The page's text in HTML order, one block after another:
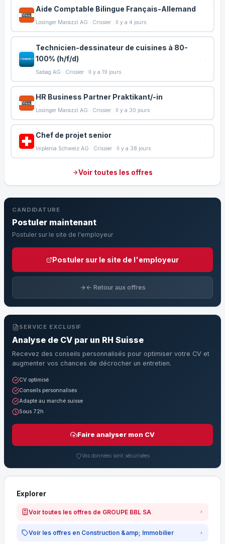
Aide Comptable Bilingue Français-Allemand
Losinger Marazzi AG · Crissier · Il y a 4 jours
Technicien-dessinateur de cuisines à 80-
100% (h/f/d)
Sabag AG · Crissier · Il y a 19 jours
HR Business Partner Praktikant/-in
Losinger Marazzi AG · Crissier · Il y a 30 jours
Chef de projet senior
Implenia Schweiz AG · Crissier · Il y a 38 jours
Voir toutes les offres
CANDIDATURE
Postuler maintenant
Postuler sur le site de l'employeur
Postuler sur le site de l'employeur
← Retour aux offres
SERVICE EXCLUSIF
Analyse de CV par un RH Suisse
Recevez des conseils personnalisés pour optimiser votre CV et
augmenter vos chances de décrocher un entretien.
CV optimisé
Conseils personnalisés
Adapté au marché suisse
Sous 72h
Faire analyser mon CV
Vos données sont sécurisées
Explorer
Voir toutes les offres de GROUPE BBL SA
Voir les offres en Construction &amp; Immobilier